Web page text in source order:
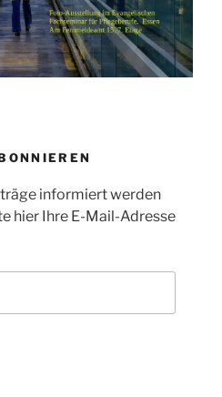
informiert werden
hier Ihre E-Mail-Adresse